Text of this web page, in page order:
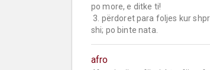
po more, e ditke ti!
3. përdoret para foljes kur
shi; po binte nata.
afro